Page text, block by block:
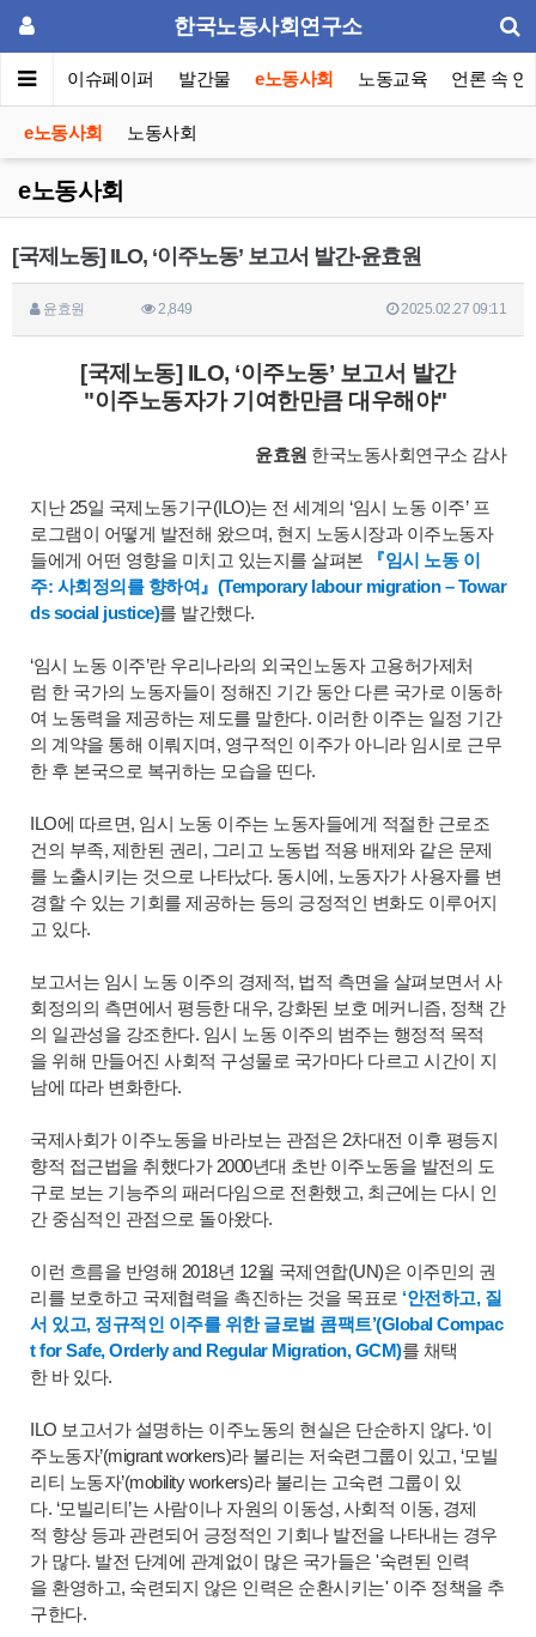
한국노동사회연구소
포럼 이슈페이퍼 발간물 e노동사회 노동교육 언론 속 연
e노동사회 노동사회
e노동사회
[국제노동] ILO, ‘이주노동’ 보고서 발간-윤효원
윤효원 2,849 2025.02.27 09:11
[국제노동] ILO, ‘이주노동’ 보고서 발간
"이주노동자가 기여한만큼 대우해야"
윤효원 한국노동사회연구소 감사
지난 25일 국제노동기구(ILO)는 전 세계의 ‘임시 노동 이주’ 프
로그램이 어떻게 발전해 왔으며, 현지 노동시장과 이주노동자
들에게 어떤 영향을 미치고 있는지를 살펴본
『임시 노동 이
주: 사회정의를 향하여』(Temporary labour migration – Towar
ds social justice)를 발간했다.
‘임시 노동 이주’란 우리나라의 외국인노동자 고용허가제처
럼 한 국가의 노동자들이 정해진 기간 동안 다른 국가로 이동하
여 노동력을 제공하는 제도를 말한다. 이러한 이주는 일정 기간
의 계약을 통해 이뤄지며, 영구적인 이주가 아니라 임시로 근무
한 후 본국으로 복귀하는 모습을 띤다.
ILO에 따르면, 임시 노동 이주는 노동자들에게 적절한 근로조
건의 부족, 제한된 권리, 그리고 노동법 적용 배제와 같은 문제
를 노출시키는 것으로 나타났다. 동시에, 노동자가 사용자를 변
경할 수 있는 기회를 제공하는 등의 긍정적인 변화도 이루어지
고 있다.
보고서는 임시 노동 이주의 경제적, 법적 측면을 살펴보면서 사
회정의의 측면에서 평등한 대우, 강화된 보호 메커니즘, 정책 간
의 일관성을 강조한다. 임시 노동 이주의 범주는 행정적 목적
을 위해 만들어진 사회적 구성물로 국가마다 다르고 시간이 지
남에 따라 변화한다.
국제사회가 이주노동을 바라보는 관점은 2차대전 이후 평등지
향적 접근법을 취했다가 2000년대 초반 이주노동을 발전의 도
구로 보는 기능주의 패러다임으로 전환했고, 최근에는 다시 인
간 중심적인 관점으로 돌아왔다.
이런 흐름을 반영해 2018년 12월 국제연합(UN)은 이주민의 권
리를 보호하고 국제협력을 촉진하는 것을 목표로 ‘안전하고, 질
서 있고, 정규적인 이주를 위한 글로벌 콤팩트’(Global Compac
t for Safe, Orderly and Regular Migration, GCM)를 채택
한 바 있다.
ILO 보고서가 설명하는 이주노동의 현실은 단순하지 않다. ‘이
주노동자’(migrant workers)라 불리는 저숙련그룹이 있고, ‘모빌
리티 노동자’(mobility workers)라 불리는 고숙련 그룹이 있
다. ‘모빌리티’는 사람이나 자원의 이동성, 사회적 이동, 경제
적 향상 등과 관련되어 긍정적인 기회나 발전을 나타내는 경우
가 많다. 발전 단계에 관계없이 많은 국가들은 '숙련된 인력
을 환영하고, 숙련되지 않은 인력은 순환시키는' 이주 정책을 추
구한다.